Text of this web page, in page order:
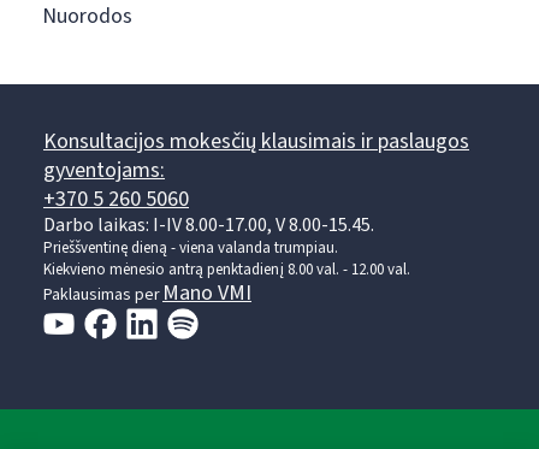
Nuorodos
Konsultacijos mokesčių klausimais ir paslaugos
gyventojams:
+370 5 260 5060
Darbo laikas: I-IV 8.00-17.00, V 8.00-15.45.
Prieššventinę dieną - viena valanda trumpiau.
Kiekvieno mėnesio antrą penktadienį 8.00 val. - 12.00 val.
Paklausimas perMano VMI